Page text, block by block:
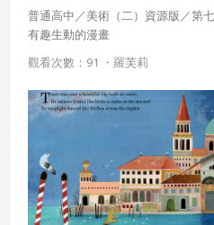
普通高中／美術（二）資源版／第
有趣生動的漫畫
觀看次數：91 ・ 羅芙莉